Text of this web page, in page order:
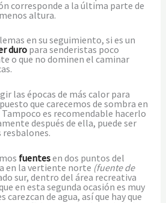
corresponde a la última parte de
altura.
en su seguimiento, si es un
duropara senderistas poco
o que no dominen el caminar
las épocas de más calor para
que carecemos de sombra en
es recomendable hacerlo
después de ella, puede ser
fuentesen dos puntos del
en la vertiente norte (fuente de
sur, dentro del área recreativa
en esta segunda ocasión es muy
carezcan de agua, así que hay que